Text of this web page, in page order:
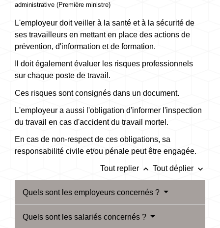
administrative (Première ministre)
L'employeur doit veiller à la santé et à la sécurité de
ses travailleurs en mettant en place des actions de
prévention, d'information et de formation.
Il doit également évaluer les risques professionnels
sur chaque poste de travail.
Ces risques sont consignés dans un document.
L'employeur a aussi l'obligation d'informer l'inspection
du travail en cas d'accident du travail mortel.
En cas de non-respect de ces obligations, sa
responsabilité civile et/ou pénale peut être engagée.
Tout replier keyboard_arrow_up Tout déplier keyboard_arrow_down
Quels sont les employeurs concernés ?
Quels sont les salariés concernés ?